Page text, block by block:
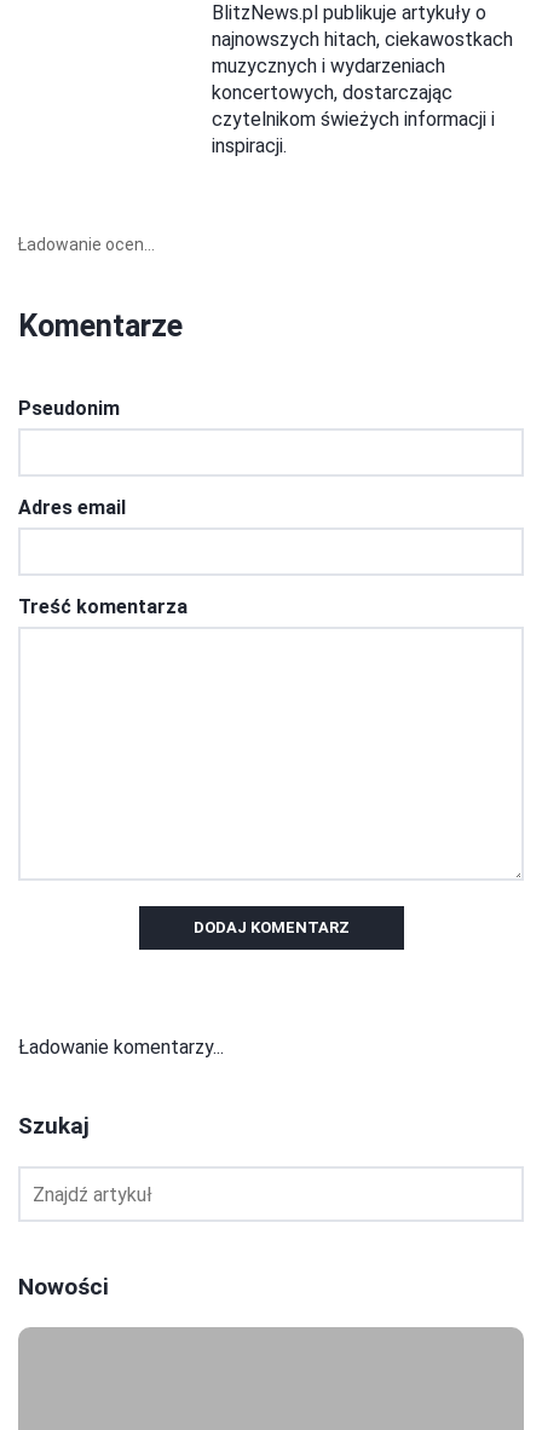
BlitzNews.pl publikuje artykuły o
najnowszych hitach, ciekawostkach
muzycznych i wydarzeniach
koncertowych, dostarczając
czytelnikom świeżych informacji i
inspiracji.
Ładowanie ocen...
Komentarze
Pseudonim
Adres email
Treść komentarza
DODAJ KOMENTARZ
Ładowanie komentarzy...
Szukaj
Nowości